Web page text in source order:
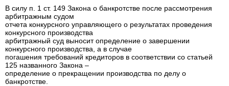
В силу п. 1 ст. 149 Закона о банкротстве после рассмотрения
арбитражным судом
отчета конкурсного управляющего о результатах проведения
конкурсного производства
арбитражный суд выносит определение о завершении
конкурсного производства, а в случае
погашения требований кредиторов в соответствии со статьей
125 названного Закона –
определение о прекращении производства по делу о
банкротстве.